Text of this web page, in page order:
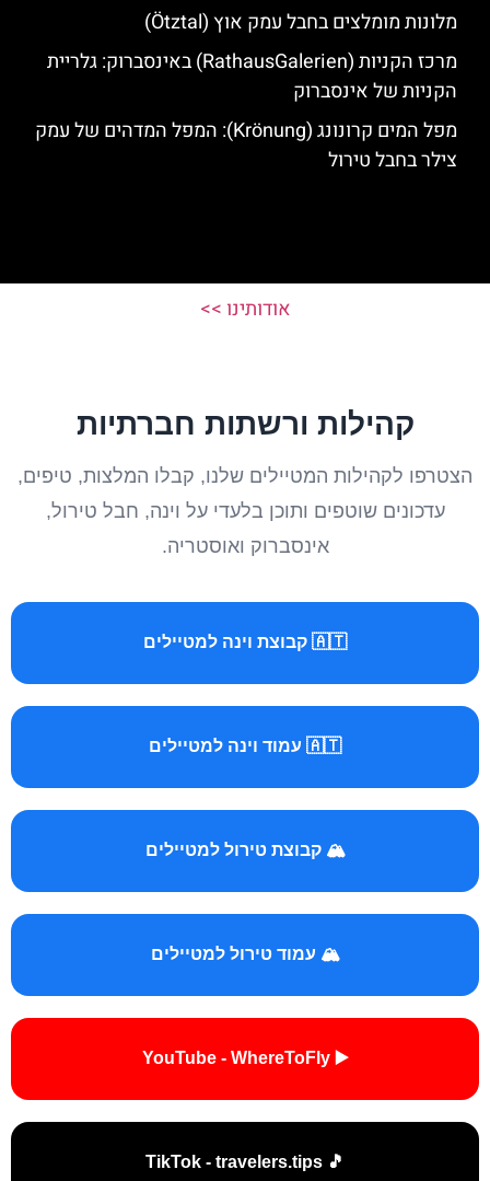
מלונות מומלצים בחבל עמק אוץ (Ötztal)
מרכז הקניות (RathausGalerien) באינסברוק: גלריית
הקניות של אינסברוק
מפל המים קרונונג (Krönung): המפל המדהים של עמק
צילר בחבל טירול
אודותינו >>
קהילות ורשתות חברתיות
הצטרפו לקהילות המטיילים שלנו, קבלו המלצות, טיפים,
עדכונים שוטפים ותוכן בלעדי על וינה, חבל טירול,
אינסברוק ואוסטריה.
🇦🇹 קבוצת וינה למטיילים
🇦🇹 עמוד וינה למטיילים
🏔️ קבוצת טירול למטיילים
🏔️ עמוד טירול למטיילים
▶️ YouTube - WhereToFly
🎵 TikTok - travelers.tips